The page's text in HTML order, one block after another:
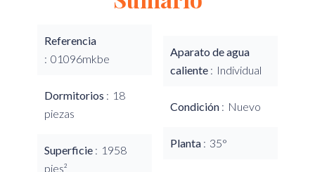
Referencia
01096mkbe
Dormitorios
18
piezas
Superficie
1958
pies²
Aparato de agua
caliente
Individual
Condición Nuevo
Planta 35°